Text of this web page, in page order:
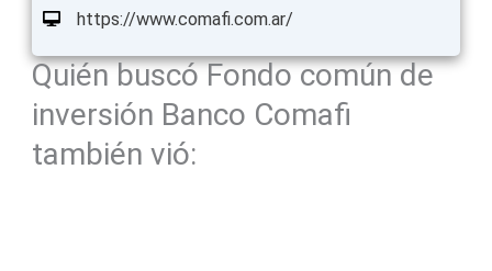
https://www.comafi.com.ar/
Quién buscó Fondo común de
inversión Banco Comafi
también vió: